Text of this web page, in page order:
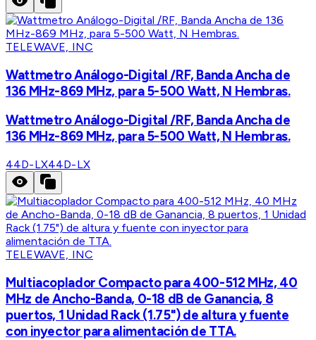
TELEWAVE, INC
Wattmetro Análogo-Digital /RF, Banda Ancha de
136 MHz-869 MHz, para 5-500 Watt, N Hembras.
Wattmetro Análogo-Digital /RF, Banda Ancha de
136 MHz-869 MHz, para 5-500 Watt, N Hembras.
44D-LX44D-LX
TELEWAVE, INC
Multiacoplador Compacto para 400-512 MHz, 40
MHz de Ancho-Banda, 0-18 dB de Ganancia, 8
puertos, 1 Unidad Rack (1.75") de altura y fuente
con inyector para alimentación de TTA.